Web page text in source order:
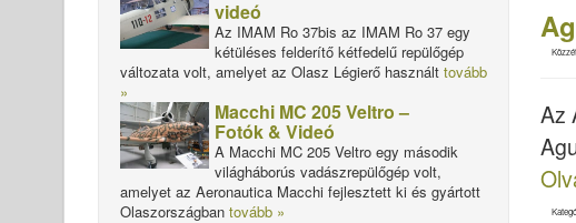
Az
videó
Az IMAM Ro 37bis az IMAM Ro 37 egy
kétüléses felderítő kétfedelű repülőgép
változata volt, amelyet az Olasz Légierő használt tovább
»
Macchi MC 205 Veltro –
Fotók & Videó
A Macchi MC 205 Veltro egy második
világháborús vadászrepülőgép volt,
amelyet az Aeronautica Macchi fejlesztett ki és gyártott
Olaszországban tovább »